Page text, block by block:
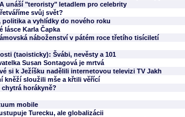
unáší "teroristy" letadlem pro celebrity
svůj svět?
politika a vyhlídky do nového roku
lásce Karla Čapka
náboženství v pátém roce třetího tisíciletí
(taoisticky): Švábi, nevěsty a 101
Susan Sontagová je mrtvá
si k Ježíšku nadělili internetovou televizi TV Jakh
kněží sloužili mše a křtili věřící
chytrá horákyně?
mobile
Turecku, ale globalizácii